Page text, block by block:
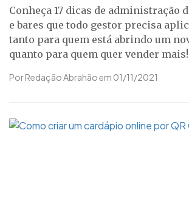
Conheça 17 dicas de administração
e bares que todo gestor precisa
tanto para quem está abrindo um
quanto para quem quer vender
Por Redação Abrahão em 01/11/2021